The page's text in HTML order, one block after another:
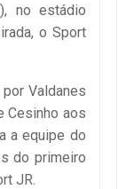
no estádio
o Sport
Valdanes
Cesinho aos
a equipe do
do primeiro
JR.